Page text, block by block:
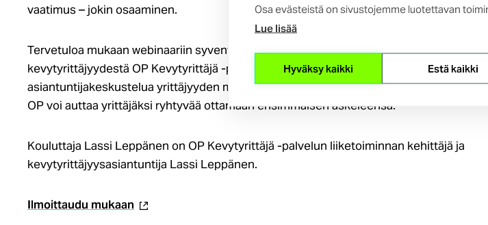
Osa evästeistä on sivustojemme luotettavan
Lue lisää
Hyväksy kaikki Estä kaikki
vaatimus – jokin osaaminen.
Tervetuloa mukaan webinaariin syventämään ymmärrystä itsensätyöllistämisestä ja
kevytyrittäjyydestä OP Kevytyrittäjä -palvelun kanssa. Tule kuulemaan
asiantuntijakeskustelua yrittäjyyden mahdollisuuksista ja sen aloittamisesta ja kuinka
OP voi auttaa yrittäjäksi ryhtyvää ottamaan ensimmäisen askeleensa.
Kouluttaja Lassi Leppänen on OP Kevytyrittäjä -palvelun liiketoiminnan kehittäjä ja
kevytyrittäjyysasiantuntija Lassi Leppänen.
Ilmoittaudu mukaan (ulkoinen